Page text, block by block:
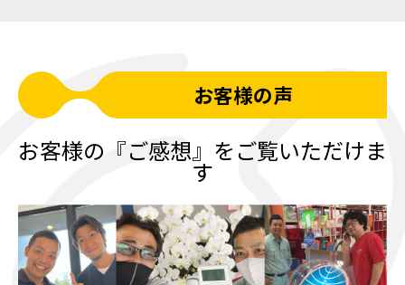
お客様の声
お客様の『ご感想』をご覧いただけま
す